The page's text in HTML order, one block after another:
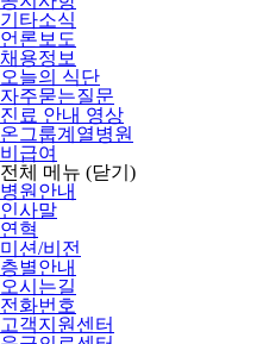
기타소식
언론보도
채용정보
오늘의 식단
자주묻는질문
진료 안내 영상
온그룹계열병원
비급여
전체 메뉴 (닫기)
병원안내
인사말
연혁
미션/비전
층별안내
오시는길
전화번호
고객지원센터